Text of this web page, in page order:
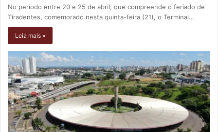
No período entre 20 e 25 de abril, que compreende o feriado de
Tiradentes, comemorado nesta quinta-feira (21), o Terminal…
Leia mais »